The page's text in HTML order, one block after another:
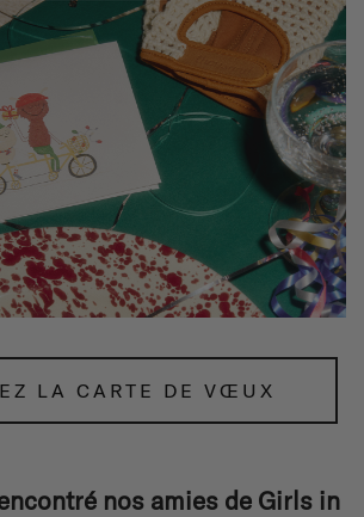
LA CARTE DE VŒUX
nos amies de Girls in